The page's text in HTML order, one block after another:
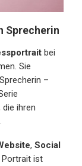
Sprecherin
bei
Sie
–
ihren
,Social
Portrait ist